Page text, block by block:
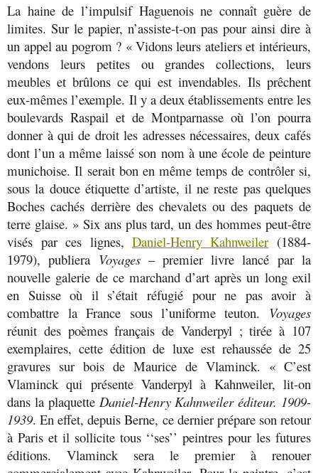
La haine de l’impulsif Haguenois ne connaît guère de
limites. Sur le papier, n’assiste-t-on pas pour ainsi dire à
un appel au pogrom ? « Vidons leurs ateliers et intérieurs,
vendons leurs petites ou grandes collections, leurs
meubles et brûlons ce qui est invendables. Ils prêchent
eux-mêmes l’exemple. Il y a deux établissements entre les
boulevards Raspail et de Montparnasse où l’on pourra
donner à qui de droit les adresses nécessaires, deux cafés
dont l’un a même laissé son nom à une école de peinture
munichoise. Il serait bon en même temps de contrôler si,
sous la douce étiquette d’artiste, il ne reste pas quelques
Boches cachés derrière des chevalets ou des paquets de
terre glaise. » Six ans plus tard, un des hommes peut-être
visés par ces lignes, Daniel-Henry Kahnweiler (1884-
1979), publiera Voyages– premier livre lancé par la
nouvelle galerie de ce marchand d’art après un long exil
en Suisse où il s’était réfugié pour ne pas avoir à
combattre la France sous l’uniforme teuton. Voyages
réunit des poèmes français de Vanderpyl ; tirée à 107
exemplaires, cette édition de luxe est rehaussée de 25
gravures sur bois de Maurice de Vlaminck. « C’est
Vlaminck qui présente Vanderpyl à Kahnweiler, lit-on
dans la plaquette Daniel-Henry Kahnweiler éditeur. 1909-
1939. En effet, depuis Berne, ce dernier prépare son retour
à Paris et il sollicite tous ‘‘ses’’ peintres pour les futures
éditions. Vlaminck sera le premier à renouer